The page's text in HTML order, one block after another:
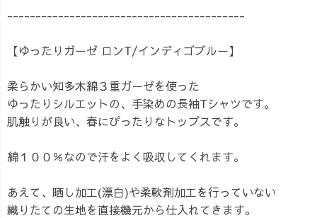
------------------------------------------
【ゆったりガーゼ ロンT/インディゴブルー】
柔らかい知多木綿３重ガーゼを使った
ゆったりシルエットの、手染めの長袖Tシャツです。
肌触りが良い、春にぴったりなトップスです。
綿１００％なので汗をよく吸収してくれます。
あえて、晒し加工(漂白)や柔軟剤加工を行っていない
織りたての生地を直接機元から仕入れてきます。